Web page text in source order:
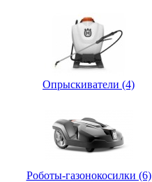
Опрыскиватели (4)
Роботы-газонокосилки (6)